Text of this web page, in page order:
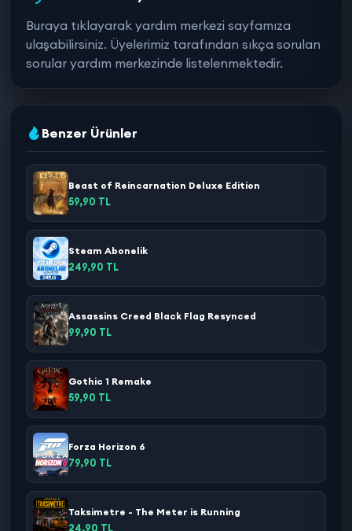
Buraya tıklayarak yardım merkezi sayfamıza
ulaşabilirsiniz. Üyelerimiz tarafından sıkça sorulan
sorular yardım merkezinde listelenmektedir.
Benzer Ürünler
Beast of Reincarnation Deluxe Edition
59,90 TL
Steam Abonelik
249,90 TL
Assassins Creed Black Flag Resynced
99,90 TL
Gothic 1 Remake
59,90 TL
Forza Horizon 6
79,90 TL
Taksimetre - The Meter is Running
24,90 TL